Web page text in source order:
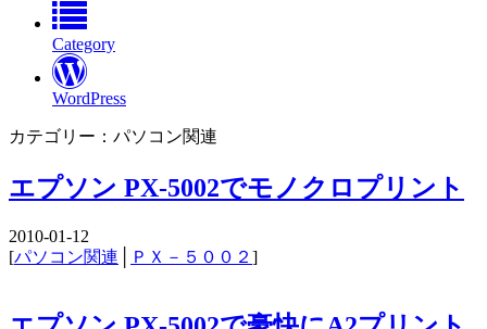
Category
WordPress
カテゴリー：パソコン関連
エプソン PX-5002でモノクロプリント
2010-01-12
[パソコン関連 ＰＸ－５００２ ]